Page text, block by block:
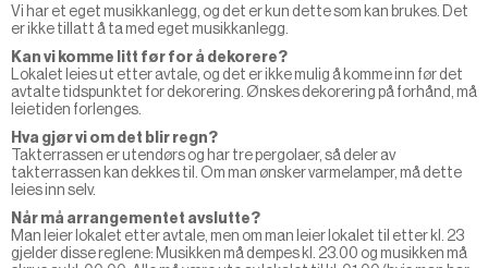
Vi har et eget musikkanlegg, og det er kun dette som kan brukes. Det
er ikke tillatt å ta med eget musikkanlegg.
Kan vi komme litt før for å dekorere?
Lokalet leies ut etter avtale, og det er ikke mulig å komme inn før det
avtalte tidspunktet for dekorering. Ønskes dekorering på forhånd, må
leietiden forlenges.
Hva gjør vi om det blir regn?
Takterrassen er utendørs og har tre pergolaer, så deler av
takterrassen kan dekkes til. Om man ønsker varmelamper, må dette
leies inn selv.
Når må arrangementet avslutte?
Man leier lokalet etter avtale, men om man leier lokalet til etter kl. 23
gjelder disse reglene: Musikken må dempes kl. 23.00 og musikken må